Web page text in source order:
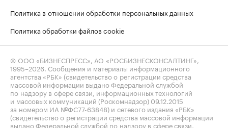
Политика в отношении обработки персональных данных
Политика обработки файлов cookie
© ООО «БИЗНЕСПРЕСС», АО «РОСБИЗНЕСКОНСАЛТИНГ»,
1995–2026 . Сообщения и материалы информационного
агентства «РБК» (свидетельство о регистрации средства
массовой информации выдано Федеральной службой
по надзору в сфере связи, информационных технологий
и массовых коммуникаций (Роскомнадзор) 09.12.2015
за номером ИА №ФС77-63848) и сетевого издания «РБК»
(свидетельство о регистрации средства массовой информации
выдано Федеральной службой по надзору в сфере связи,